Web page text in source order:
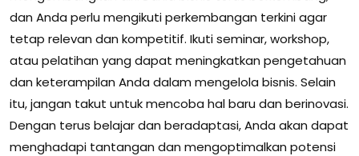
dan Anda perlu mengikuti perkembangan terkini agar
tetap relevan dan kompetitif. Ikuti seminar, workshop,
atau pelatihan yang dapat meningkatkan pengetahuan
dan keterampilan Anda dalam mengelola bisnis. Selain
itu, jangan takut untuk mencoba hal baru dan berinovasi.
Dengan terus belajar dan beradaptasi, Anda akan dapat
menghadapi tantangan dan mengoptimalkan potensi